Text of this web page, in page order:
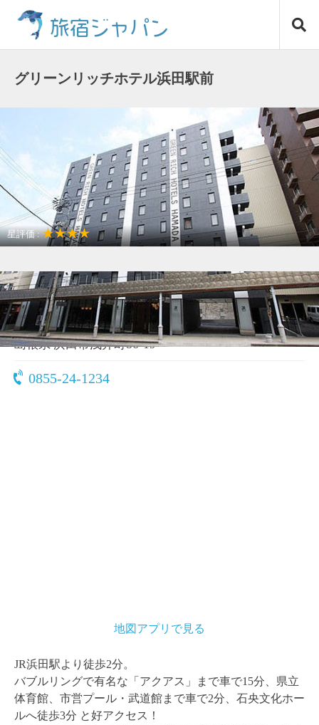
ス
プ
旅宿ジャパン
グリーンリッチホテル浜田駅前
星評価 :★★★★
駅近
〒697-0022
島根県 浜田市浅井町86-19
0855-24-1234
地図アプリで見る
JR浜田駅より徒歩2分。
バブルリングで有名な「アクアス」まで車で15分、県立
体育館、市営プール・武道館まで車で2分、石央文化ホー
ルへ徒歩3分 と好アクセス！